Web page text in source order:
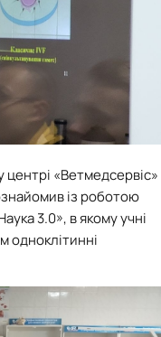
«Ветмедсервіс»
із роботою
3.0», в якому учні
одноклітинні